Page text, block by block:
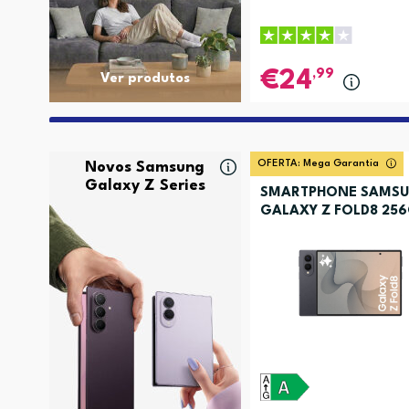
Ver produtos 24,99
Novos Samsung
Galaxy Z Series
OFERTA: Mega Garantia
SMARTPHONE
GALAXY Z FOLD8